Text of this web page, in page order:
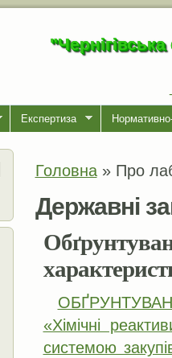
Експертиза
Ви є тут
Головна» Про
Державні
«Хімічні
системою